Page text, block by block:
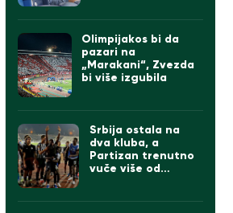
Olimpijakos bi da
pazari na
„Marakani“, Zvezda
bi više izgubila
Srbija ostala na
dva kluba, a
Partizan trenutno
vuče više od